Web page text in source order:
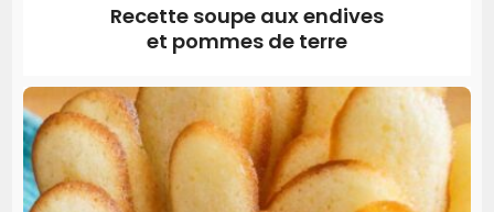
Recette soupe aux endives
et pommes de terre